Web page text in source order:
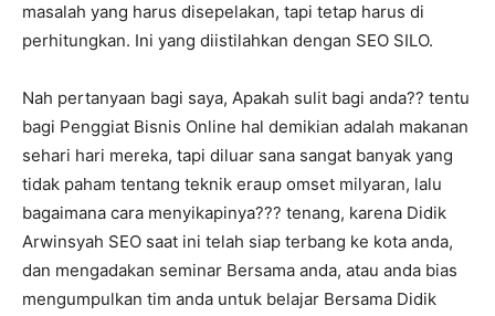
masalah yang harus disepelakan, tapi tetap harus di
perhitungkan. Ini yang diistilahkan dengan SEO SILO.
Nah pertanyaan bagi saya, Apakah sulit bagi anda?? tentu
bagi Penggiat Bisnis Online hal demikian adalah makanan
sehari hari mereka, tapi diluar sana sangat banyak yang
tidak paham tentang teknik eraup omset milyaran, lalu
bagaimana cara menyikapinya??? tenang, karena Didik
Arwinsyah SEO saat ini telah siap terbang ke kota anda,
dan mengadakan seminar Bersama anda, atau anda bias
mengumpulkan tim anda untuk belajar Bersama Didik